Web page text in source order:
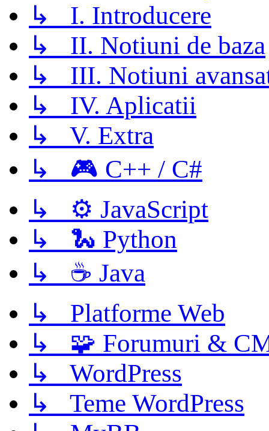
↳ I. Introducere
↳ II. Notiuni de baza
↳ III. Notiuni
↳ IV. Aplicatii
↳ V. Extra
↳ 🎮 C++ / C#
↳ ⚙️ JavaScript
↳ 🐍 Python
↳ ☕ Java
↳ Platforme Web
↳ 🧩 Forumuri &
↳ WordPress
↳ Teme WordPress